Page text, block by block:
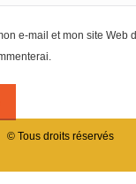
e-mail et mon site Web
© Tous droits réservés